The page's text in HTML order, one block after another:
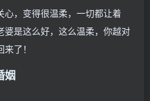
心，变得很温柔，一切都让着
婆是这么好，这么温柔，你越对
了！
姻